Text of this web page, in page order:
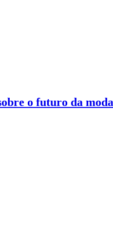
o futuro da